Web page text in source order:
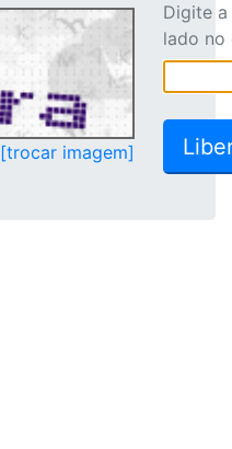
[trocar imagem]
Digite
lado no